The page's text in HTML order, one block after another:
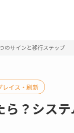
のサインと移行ステップ
レイス・刷新
？シス